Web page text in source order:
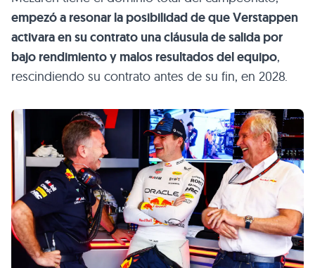
empezó a resonar la posibilidad de que Verstappen
activara en su contrato una cláusula de salida por
bajo rendimiento y malos resultados del equipo,
rescindiendo su contrato antes de su fin, en 2028.